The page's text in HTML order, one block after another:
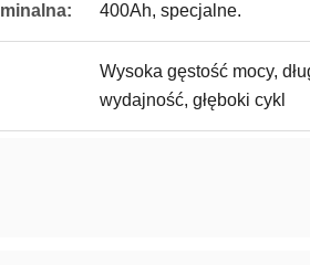
400Ah, specjalne.
Wysoka gęstość mocy,
wydajność, głęboki cykl